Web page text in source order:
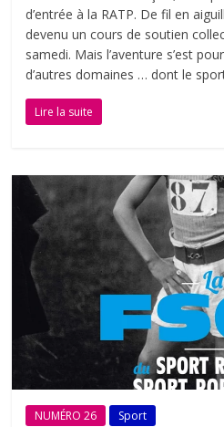
d’entrée à la RATP. De fil en
devenu un cours de soutien
samedi. Mais l’aventure s’est
d’autres domaines … dont le
Lire la suite
NUMÉRO 26 Sport